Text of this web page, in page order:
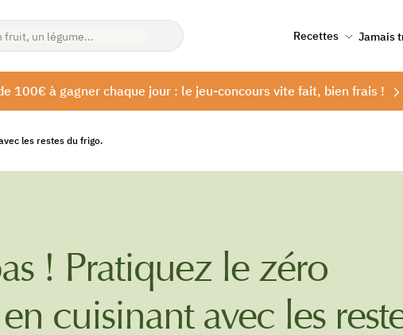
Recettes Jamais
100€ à gagner chaque jour : le jeu-concours vite fait, bien frais !
les restes du frigo.
! Pratiquez le zéro
cuisinant avec les